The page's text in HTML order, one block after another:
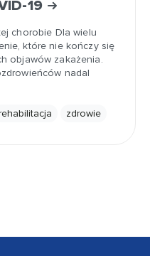
19
chorobie Dla wielu
które nie kończy się
objawów zakażenia.
nadal
zdrowie